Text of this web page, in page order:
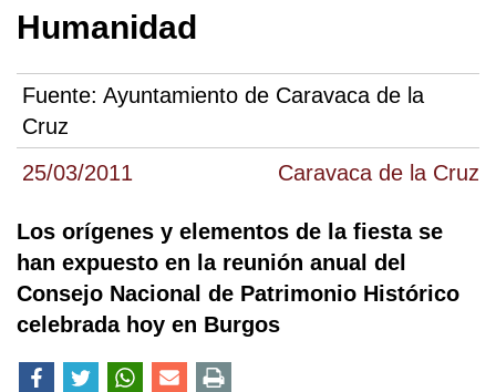
25/03/2011 Caravaca de la Cruz
Humanidad
Fuente: Ayuntamiento de Caravaca de la
Cruz
Los orígenes y elementos de la fiesta se
han expuesto en la reunión anual del
Consejo Nacional de Patrimonio Histórico
celebrada hoy en Burgos